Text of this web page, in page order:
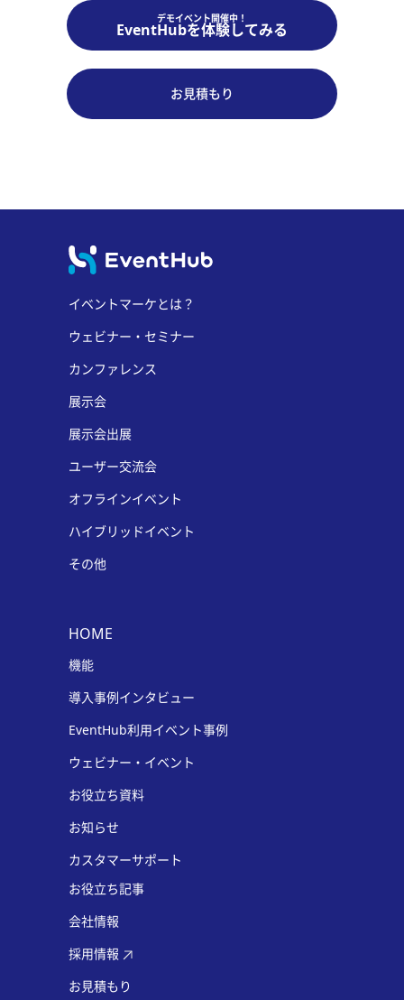
デモイベント開催中！
EventHubを体験してみる
お見積もり
イベントマーケとは？
ウェビナー・セミナー
カンファレンス
展示会
展示会出展
ユーザー交流会
オフラインイベント
ハイブリッドイベント
その他
HOME
機能
導入事例インタビュー
EventHub利用イベント事例
ウェビナー・イベント
お役立ち資料
お知らせ
カスタマーサポート
お役立ち記事
会社情報
採用情報
お見積もり